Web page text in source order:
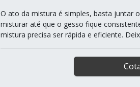
O ato da mistura é simples, basta juntar
misturar até que o gesso fique
mistura precisa ser rápida e eficiente.